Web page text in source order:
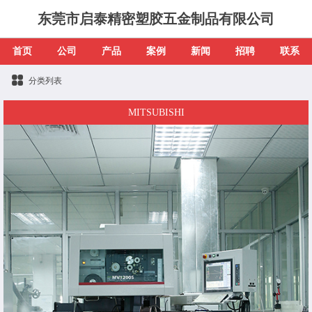
东莞市启泰精密塑胶五金制品有限公司
首页 公司 产品 案例 新闻 招聘 联系
分类列表
MITSUBISHI